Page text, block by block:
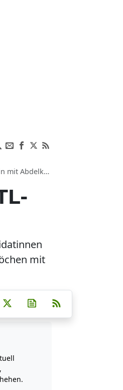
Sally Özcan
mit
auf Facebook
Teilen auf Whatsapp
Teilen auf Telegram
Pinterest
E-Mail teilen
Post auf XNewsletter